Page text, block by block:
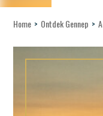
Home > Ontdek Gennep >